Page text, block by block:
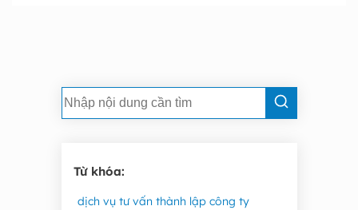
Từ khóa:
dịch vụ tư vấn thành lập công ty